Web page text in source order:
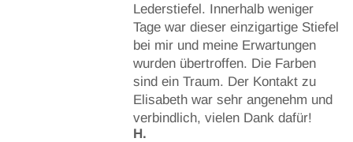
Lederstiefel. Innerhalb weniger
Tage war dieser einzigartige Stiefel
bei mir und meine Erwartungen
wurden übertroffen. Die Farben
sind ein Traum. Der Kontakt zu
Elisabeth war sehr angenehm und
verbindlich, vielen Dank dafür!
H.